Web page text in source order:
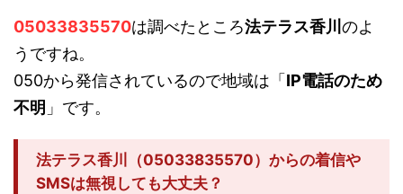
05033835570は調べたところ法テラス香川 のよ
うですね。
050から発信されているので地域は「 IP電話のため
不明 」です。
法テラス香川（05033835570）からの着信や
SMSは無視しても大丈夫？